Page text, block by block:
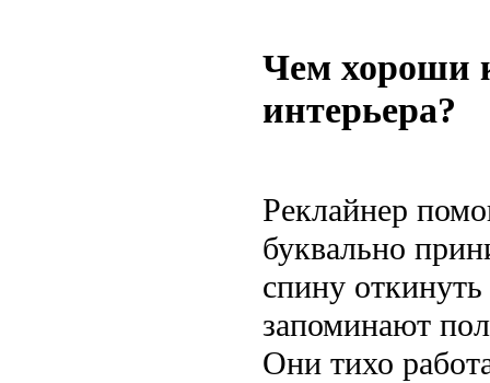
Чем хороши
интерьера?
Реклайнер
буквально
спину
запоминают
Они тихо